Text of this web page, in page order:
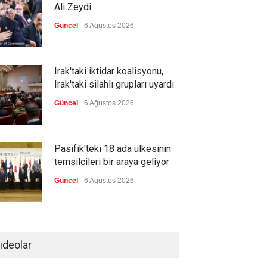
Ali Zeydi
Güncel 6 Ağustos 2026
Irak'taki iktidar koalisyonu,
Irak'taki silahlı grupları uyardı
Güncel 6 Ağustos 2026
Pasifik'teki 18 ada ülkesinin
temsilcileri bir araya geliyor
Güncel 6 Ağustos 2026